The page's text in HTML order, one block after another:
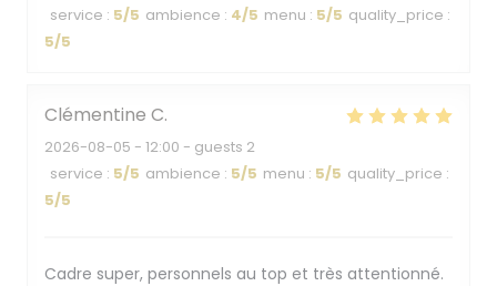
service : 5/5 ambience : 4/5 menu : 5/5 quality_price :
5/5
Clémentine C
2026-08-05 - 12:00 - guests 2
service : 5/5 ambience : 5/5 menu : 5/5 quality_price :
5/5
Cadre super, personnels au top et très attentionné.